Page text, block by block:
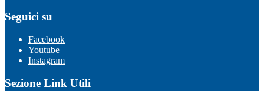
Seguici su
Facebook
Youtube
Instagram
Sezione Link Utili